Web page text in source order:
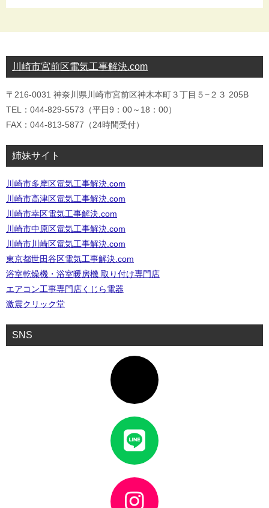
川崎市宮前区電気工事解決.com
〒216-0031 神奈川県川崎市宮前区神木本町３丁目５−２３ 205B
TEL：044-829-5573（平日9：00～18：00）
FAX：044-813-5877（24時間受付）
姉妹サイト
川崎市多摩区電気工事解決.com
川崎市高津区電気工事解決.com
川崎市幸区電気工事解決.com
川崎市中原区電気工事解決.com
川崎市川崎区電気工事解決.com
東京都世田谷区電気工事解決.com
浴室乾燥機・浴室暖房機 取り付け専門店
エアコン工事専門店くじら電器
激震クリック堂
SNS
イ
コ
ン
リ
イ
コ
ン
リ
イ
コ